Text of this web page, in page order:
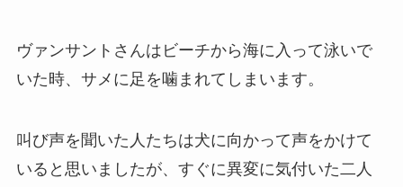
ヴァンサントさんはビーチから海に入って泳いで
いた時、サメに足を噛まれてしまいます。
叫び声を聞いた人たちは犬に向かって声をかけて
いると思いましたが、すぐに異変に気付いた二人